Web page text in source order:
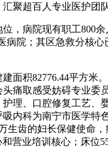
超百人专业医护团
病院现有职工800余
院；其区急救分核
积82776.44平方米
痛取感受妨碍专业委
理、口腔修复工艺
内科为南宁市医学
齿的妇长保健使命
营业培训核心；床位